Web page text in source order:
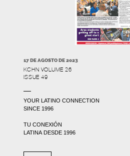
17 DE AGOSTO DE 2023
KCHN VOLUME 26
ISSUE 49
YOUR LATINO CONNECTION
SINCE 1996
TU CONEXIÓN
LATINA DESDE 1996